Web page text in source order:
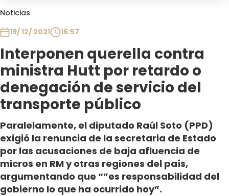
Noticias
19/ 12/ 2021
16:57
Interponen querella contra
ministra Hutt por retardo o
denegación de servicio del
transporte público
Paralelamente, el diputado Raúl Soto (PPD)
exigió la renuncia de la secretaria de Estado
por las acusaciones de baja afluencia de
micros en RM y otras regiones del país,
argumentando que “”es responsabilidad del
gobierno lo que ha ocurrido hoy”.
Plan Perfecto
El Tiempo
Sabingo
Todos Los Programas